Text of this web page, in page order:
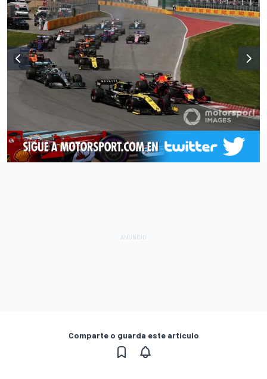
Comparte o guarda este artículo